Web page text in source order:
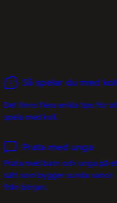
Så spelar du med
Det finns flera enkla tips för
spela med koll.
Prata med unga
Prata med barn och unga på
sätt som bygger sunda vanor
från början.